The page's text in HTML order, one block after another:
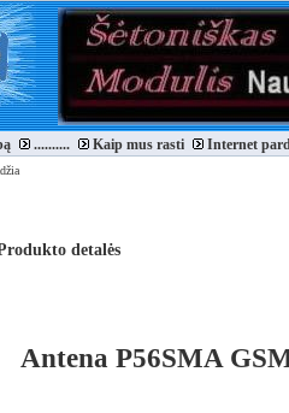
.......... Kaip mus rasti
Internet
detalės
Antena P56SMA